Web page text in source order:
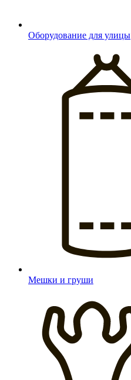
Оборудование для улицы
Мешки и груши